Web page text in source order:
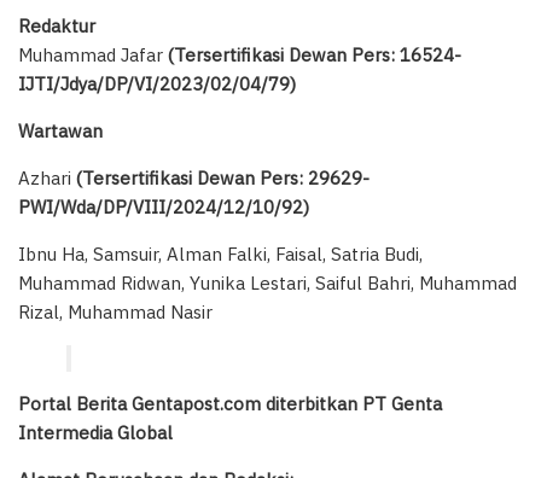
Redaktur
Muhammad Jafar (Tersertifikasi Dewan Pers: 16524-
IJTI/Jdya/DP/VI/2023/02/04/79)
Wartawan
Azhari (Tersertifikasi Dewan Pers: 29629-
PWI/Wda/DP/VIII/2024/12/10/92)
Ibnu Ha, Samsuir, Alman Falki, Faisal, Satria Budi,
Muhammad Ridwan, Yunika Lestari, Saiful Bahri, Muhammad
Rizal, Muhammad Nasir
Portal Berita Gentapost.com diterbitkan PT Genta
Intermedia Global